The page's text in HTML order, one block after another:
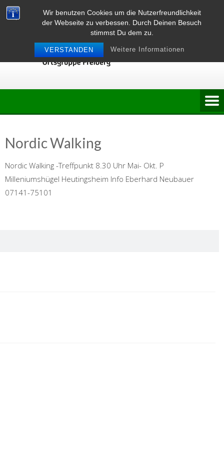
Wir benutzen Cookies um die Nutzerfreundlichkeit
der Webseite zu verbessen. Durch Deinen Besuch
stimmst Du dem zu.
VERSTANDEN Weitere Informationen
Skip
to
Nordic Walking
Nordic Walking -Treffpunkt 8.30 Uhr Mai- Okt. P
Milleniumshügel Heutingsheim Info Eberhard Neubauer
07141-75101